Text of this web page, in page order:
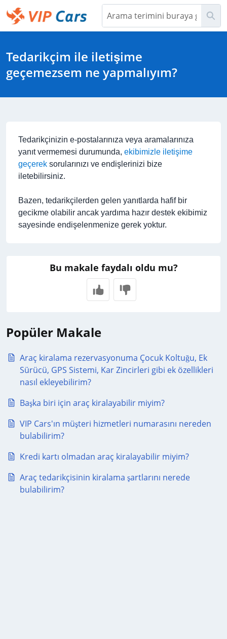
Ana
İçeriğe
Geç
Tedarikçim ile iletişime
geçemezsem ne yapmalıyım?
Tedarikçinizin e-postalarınıza veya aramalarınıza
yanıt vermemesi durumunda, ekibimizle iletişime
geçerek sorularınızı ve endişlerinizi bize
iletebilirsiniz.
Bazen, tedarikçilerden gelen yanıtlarda hafif bir
gecikme olabilir ancak yardıma hazır destek ekibimiz
sayesinde endişelenmenize gerek yoktur.
Bu makale faydalı oldu mu?
Popüler Makale
Araç kiralama rezervasyonuma Çocuk Koltuğu, Ek
Sürücü, GPS Sistemi, Kar Zincirleri gibi ek özellikleri
nasıl ekleyebilirim?
Başka biri için araç kiralayabilir miyim?
VIP Cars'ın müşteri hizmetleri numarasını nereden
bulabilirim?
Kredi kartı olmadan araç kiralayabilir miyim?
Araç tedarikçisinin kiralama şartlarını nerede
bulabilirim?